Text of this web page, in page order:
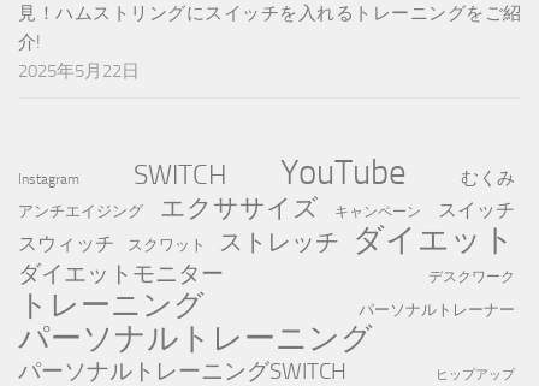
見！ハムストリングにスイッチを入れるトレーニングをご紹
介!
2025年5月22日
Instagram SWITCH YouTube むくみ
アンチエイジング エクササイズ キャンペーン
スイッチ
スウィッチ
スクワット ストレッチ ダイエット
ダイエットモニター デスクワーク
トレーニング パーソナルトレーナー
パーソナルトレーニング
パーソナルトレーニングSWITCH ヒップアップ